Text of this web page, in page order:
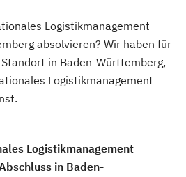
Logistikmanagement
absolvieren? Wir haben für
in Baden-Württemberg,
Logistikmanagement
Logistikmanagement
in Baden-